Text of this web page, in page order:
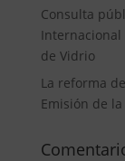
Consulta
Internacional
de Vidrio
La reforma
Emisión de